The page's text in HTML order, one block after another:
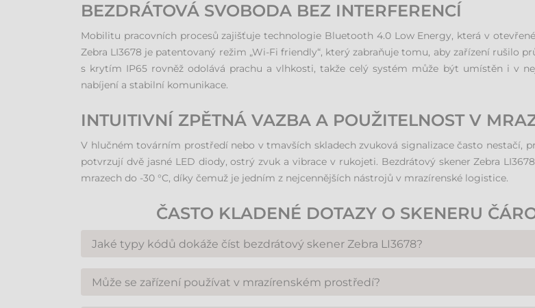
BEZDRÁTOVÁ SVOBODA BEZ INTERFERENCÍ
Mobilitu pracovních procesů zajišťuje technologie Bluetooth 4.0 Low Energy, která v
Zebra LI3678 je patentovaný režim „Wi-Fi friendly“, který zabraňuje tomu, aby zařízení rušilo
s krytím IP65 rovněž odolává prachu a vlhkosti, takže celý systém může být umístěn i v
nabíjení a stabilní komunikace.
INTUITIVNÍ ZPĚTNÁ VAZBA A POUŽITELNOST V
V hlučném továrním prostředí nebo v tmavších skladech zvuková signalizace často nestačí,
potvrzují dvě jasné LED diody, ostrý zvuk a vibrace v rukojeti. Bezdrátový skener Zebra
mrazech do -30 °C, díky čemuž je jedním z nejcennějších nástrojů v mrazírenské logistice.
ČASTO KLADENÉ DOTAZY O SKENERU
Jaké typy kódů dokáže číst bezdrátový skener Zebra LI3678?
tradičních papírových etiket i z displejů mobilních telefonů nebo tabletů.
Může se zařízení používat v mrazírenském prostředí?